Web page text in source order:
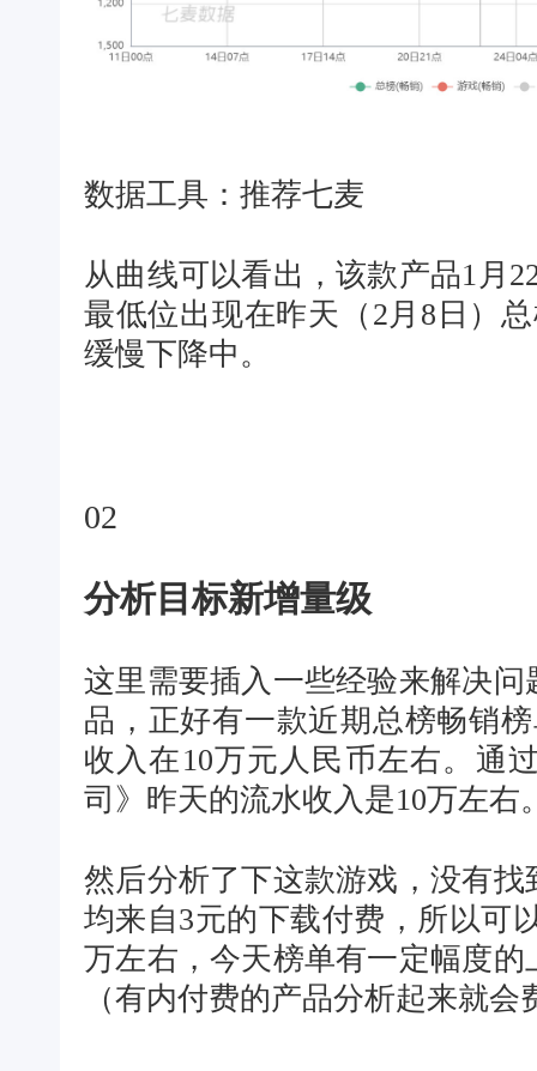
数据工具：推荐七麦
从曲线可以看出，该款产品1月
最低位出现在昨天（2月8日）
缓慢下降中。
02
分析目标新增量级
这里需要插入一些经验来解决
品，正好有一款近期总榜畅销
收入在10万元人民币左右。通
司》昨天的流水收入是10万左右
然后分析了下这款游戏，没有
均来自3元的下载付费，所以可
万左右，今天榜单有一定幅度
（有内付费的产品分析起来就会